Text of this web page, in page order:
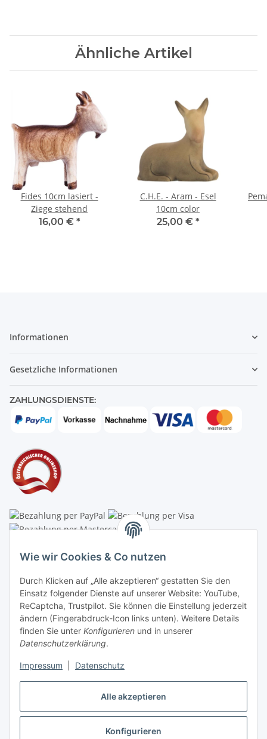
Alle akzeptieren
Konfigurieren
Wie wir Cookies & Co nutzen
Durch Klicken auf „Alle akzeptieren“ gestatten Sie den
Einsatz folgender Dienste auf unserer Website: YouTube,
ReCaptcha, Trustpilot. Sie können die Einstellung jederzeit
ändern (Fingerabdruck-Icon links unten). Weitere Details
finden Sie unter Konfigurieren und in unserer
Datenschutzerklärung.
Impressum Datenschutz
Ähnliche Artikel
Fides 10cm lasiert -
Ziege stehend
16,00 € *
C.H.E. - Aram - Esel
10cm color
25,00 € *
Informationen
Gesetzliche Informationen
ZAHLUNGSDIENSTE:
Schauraum & Verkauf: Pfarrwald 46
Buchhaltung: Königleiten 11
A-3354 Wolfsbach
+43747782730
shop@krippen-shop.at
www.krippen-shop.at
Vertrag widerrufen